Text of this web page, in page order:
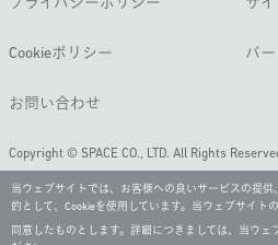
プライバシーポリシー サ
Cookieポリシー パ
お問い合わせ
Copyright © SPACE CO., LTD. All Rights
当ウェブサイトでは、お客様への良いサービスの提
的として、Cookieを使用しています。当ウェブサイト
同意したものとします。詳細につきましては、当ウェ